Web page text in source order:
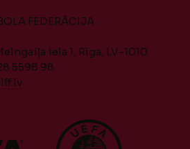
FEDERĀCIJA
iela 1, Rīga, LV-1010
5598 98